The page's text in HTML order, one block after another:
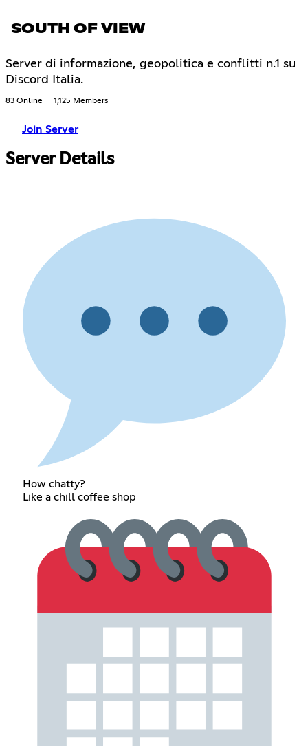
SOUTH OF VIEW
Server di informazione, geopolitica e conflitti n.1 su
Discord Italia.
83 Online 1,125 Members
Join Server
Server Details
How chatty?
Like a chill coffee shop